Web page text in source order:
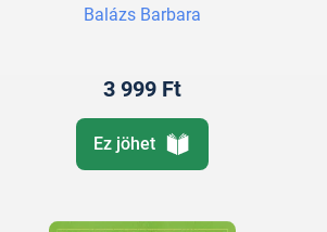
Balázs Barbara
3 999 Ft
Ez jöhet